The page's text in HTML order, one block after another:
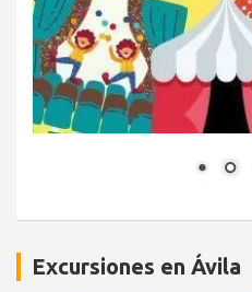
Excursiones en Ávila